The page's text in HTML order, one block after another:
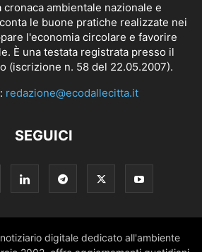
ambientale nazionale e
le buone pratiche realizzate nei
l'economia circolare e favorire
È una testata registrata presso il
(iscrizione n. 58 del 22.05.2007).
redazione@ecodallecitta.it
SEGUICI
digitale dedicato all'ambiente